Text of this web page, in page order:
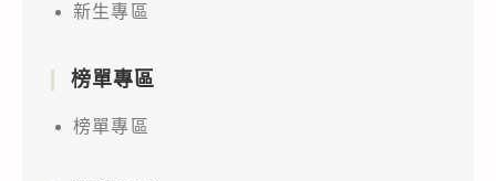
新生專區
榜單專區
榜單專區